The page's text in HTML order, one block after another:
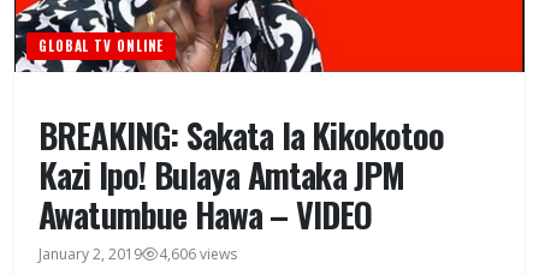
GLOBAL TV ONLINE
BREAKING: Sakata la Kikokotoo
Kazi Ipo! Bulaya Amtaka JPM
Awatumbue Hawa – VIDEO
January 2, 2019 4,606 views